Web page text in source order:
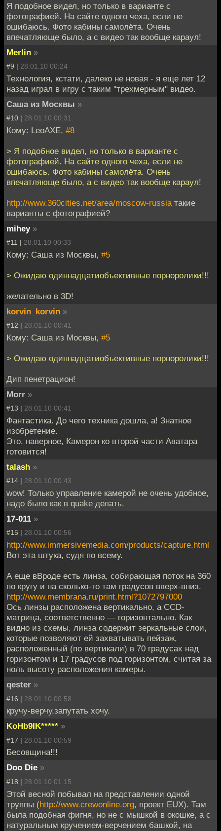
Я подобное видел, но только в варианте с
фотографией. На сайте одного чеха, если не
ошибаюсь. Фото кабины самолёта. Очень
впечатляюще было, а с видео так вообще караул!
Merlin »
#9 | 28.01.10 00:24
Технология, кстати, далеко не новая - я еще лет 12
назад играл в игру с таким "трехмерным" видео.
Саша из Москвы »
#10 | 28.01.10 00:31
Кому: LeoAXE, #8
> Я подобное видел, но только в варианте с
фотографией. На сайте одного чеха, если не
ошибаюсь. Фото кабины самолёта. Очень
впечатляюще было, а с видео так вообще караул!
http://www.360cities.net/area/moscow-russiaтакие
варианты с фотографией?
mihey »
#11 | 28.01.10 00:33
Кому: Саша из Москвы, #5
> Ожидаю одиннадцатиобъективные порноролики!!!
желательно в 3D!
korvin_korvin »
#12 | 28.01.10 00:41
Кому: Саша из Москвы, #5
> Ожидаю одиннадцатиобъективные порноролики!!!
Дип пенетрацион!
Morr »
#13 | 28.01.10 00:41
Фантастика. До чего техника дошла, а! Знатное
изобретение.
Это, наверное, Камерон ко второй части Аватара
готовится!
talash »
#14 | 28.01.10 00:43
wow! Только управление камерой не очень удобное,
надо было как в quake делать.
17-011 »
#15 | 28.01.10 00:56
http://www.immersivemedia.com/products/capture.html
Вот эта штука, судя по всему.
А еще вВроде есть линза, собирающая поток на 360
по кругу и на сколько-то там градусов вверх-вниз.
http://www.membrana.ru/print.html?1072797000
Ось линзы расположена вертикально, а CCD-
матрица, соответственно — горизонтально. Как
видно из схемы, линза содержит зеркальные слои,
которые позволяют ей захватывать пейзаж,
расположенный (по вертикали) в 70 градусах над
горизонтом и 17 градусов под горизонтом, считая за
ноль высоту расположения камеры.
qester »
#16 | 28.01.10 00:58
кручу-верчу,запутать хочу.
KoHb9IK***** »
#17 | 28.01.10 00:59
Бесовщина!!!
Doo Die »
#18 | 28.01.10 01:15
Этой весной побывал на представлении одной
труппы (http://www.crewonline.org, проект EUX). Там
была подобная фигня, но не с мышкой в окошке, а с
натуральным кручением-верчением башкой, на